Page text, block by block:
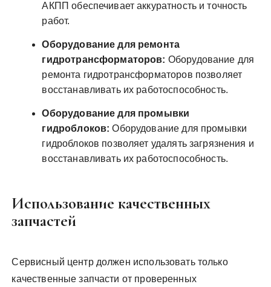
АКПП обеспечивает аккуратность и точность
работ.
Оборудование для ремонта
гидротрансформаторов: Оборудование для
ремонта гидротрансформаторов позволяет
восстанавливать их работоспособность.
Оборудование для промывки
гидроблоков: Оборудование для промывки
гидроблоков позволяет удалять загрязнения и
восстанавливать их работоспособность.
Использование качественных
запчастей
Сервисный центр должен использовать только
качественные запчасти от проверенных